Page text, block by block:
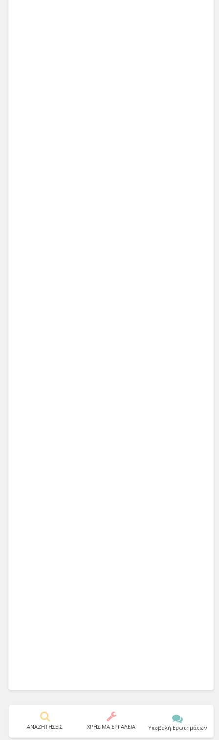
ΑΝΑΖΗΤΗΣΕΙΣ ΧΡΗΣΙΜΑ ΕΡΓΑΛΕΙΑ Υποβολή Ερωτημάτων